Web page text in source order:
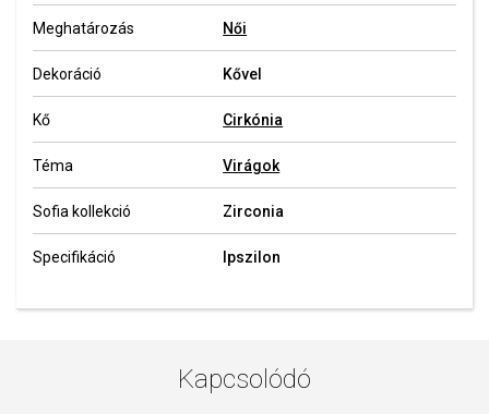
Meghatározás Női
Dekoráció Kővel
Kő Cirkónia
Téma Virágok
Sofia kollekció Zirconia
Specifikáció Ipszilon
Kapcsolódó